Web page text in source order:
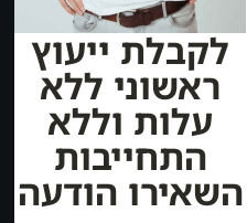
לקבלת ייעוץ
ראשוני ללא
עלות וללא
התחייבות
השאירו הודעה